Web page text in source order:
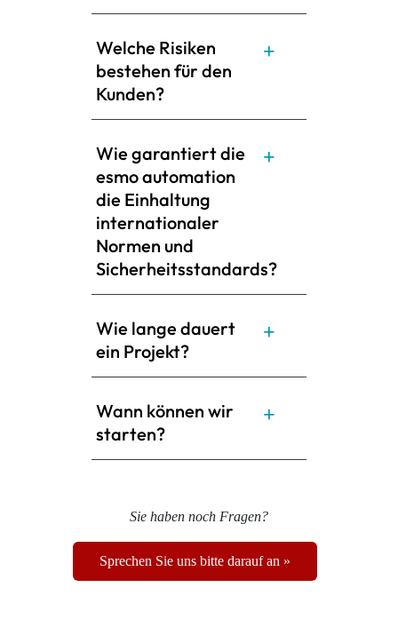
Welche Risiken
bestehen für den
Kunden?
Wie garantiert die
esmo automation
die Einhaltung
internationaler
Normen und
Sicherheitsstandards?
Wie lange dauert
ein Projekt?
Wann können wir
starten?
Sie haben noch Fragen?
Sprechen Sie uns bitte darauf an »